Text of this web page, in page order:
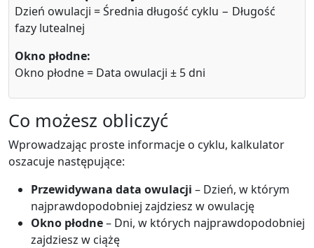
Dzień owulacji = Średnia długość cyklu − Długość
fazy lutealnej
Okno płodne:
Okno płodne = Data owulacji ± 5 dni
Co możesz obliczyć
Wprowadzając proste informacje o cyklu, kalkulator
oszacuje następujące:
Przewidywana data owulacji – Dzień, w którym
najprawdopodobniej zajdziesz w owulację
Okno płodne– Dni, w których najprawdopodobniej
zajdziesz w ciążę